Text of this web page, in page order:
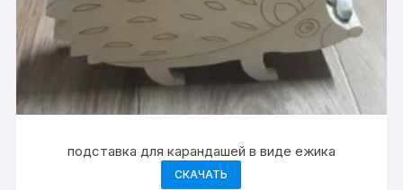
подставка для карандашей в виде ежика
СКАЧАТЬ